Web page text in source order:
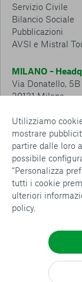
Utilizziamo
mostrare
partire dalle loro
possibile
“Personalizza
tutti i cookie
ulteriori
policy.
Servizio Civile
Bilancio Sociale
Pubblicazioni
AVSI e Mistral
MILANO –
Via Donatello, 5B
20131 Milano
CESENA –
Via Padre Vicinio
47521 Cesena
Tel.: 0547 360
Detrazioni e
come usufruirne
Whistleblowing
Privacy policy
Cookie policy
Configurazione